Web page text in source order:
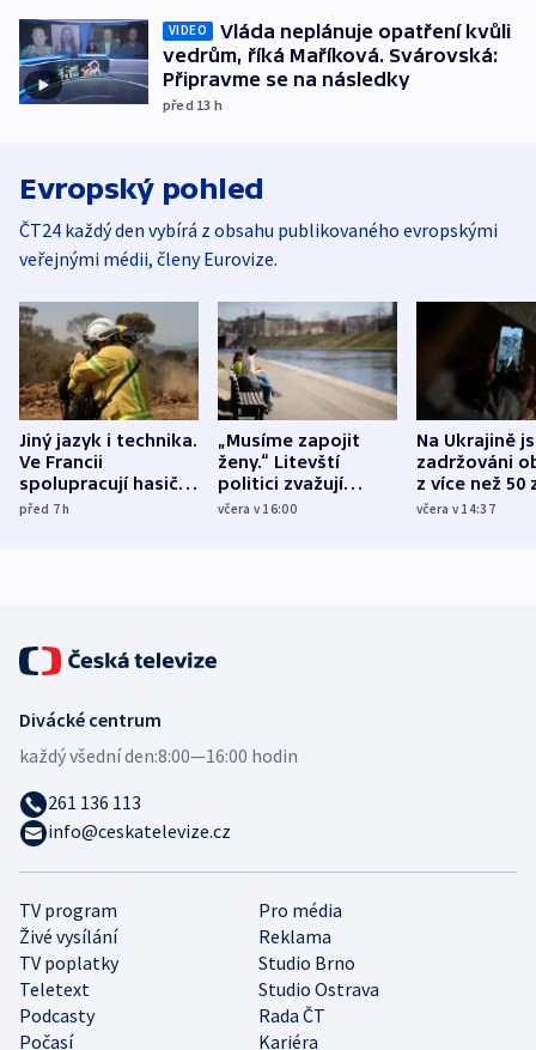
VIDEO
Vláda neplánuje opatření kvůli
vedrům, říká Maříková. Svárovská:
Připravme se na následky
před 13 h
Evropský pohled
ČT24 každý den vybírá z obsahu publikovaného evropskými
veřejnými médii, členy Eurovize.
Jiný jazyk i technika.
Ve Francii
spolupracují hasiči z
různých zemí
před 7h
„Musíme zapojit
ženy.“ Litevští
politici zvažují
dohodu o
včera v 16:00
Na Ukrajině
zadržováni
z více než 50
Bojovali na
včera v 14:37
TV program
Pro média
Živé vysílání
Reklama
TV poplatky
Studio Brno
Teletext
Studio Ostrava
Podcasty
Rada ČT
Počasí
Kariéra
Divácké centrum
každý všední den:8:00—16:00 hodin
261 136 113
info@ceskatelevize.cz